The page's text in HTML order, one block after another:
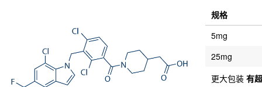
规格
5mg
25mg
更大包装 有